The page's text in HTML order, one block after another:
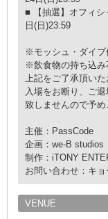
■ 【抽選】オフィシ
⽇(⽇)23:59
※モッシュ・ダイブ
※飲⾷物の持ち込み
上記をご了承頂い
⼊場をお断り、ご
致しませんので予め
主催：PassCode
企画：we-B studios
制作：iTONY
お問い合わせ：キ
VENUE